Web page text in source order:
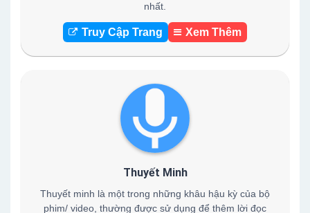
nhất.
Truy Cập Trang Xem Thêm
Thuyết Minh
Thuyết minh là một trong những khâu hậu kỳ của bộ
phim/ video, thường được sử dụng để thêm lời đọc